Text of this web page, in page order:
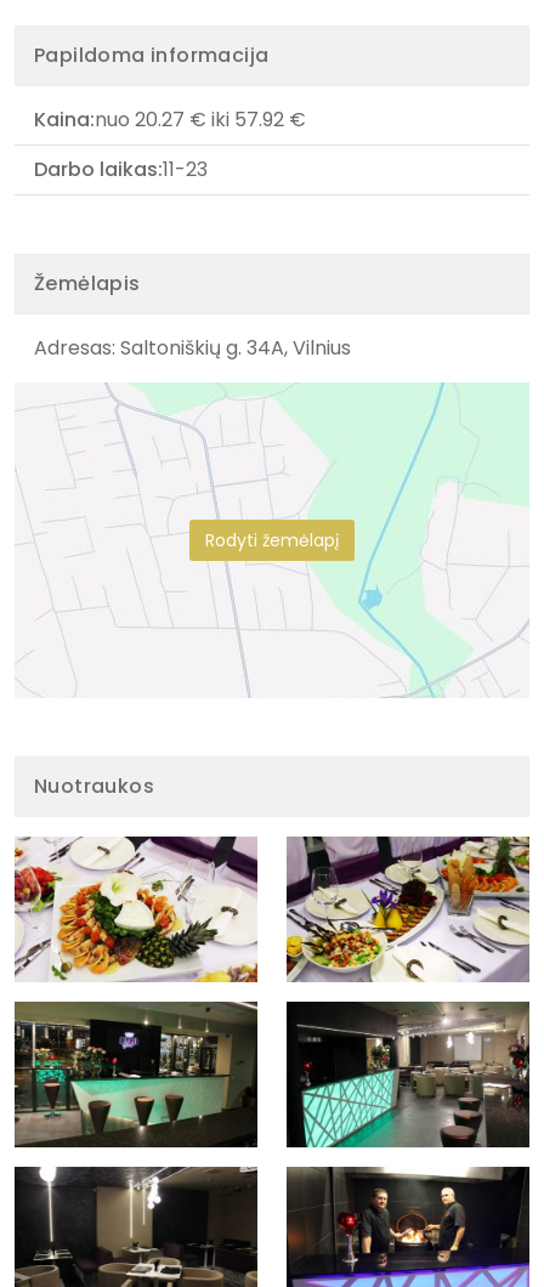
Papildoma informacija
Kaina:nuo 20.27 € iki 57.92 €
Darbo laikas:11-23
Žemėlapis
Adresas: Saltoniškių g. 34A, Vilnius
Rodyti žemėlapį
Nuotraukos